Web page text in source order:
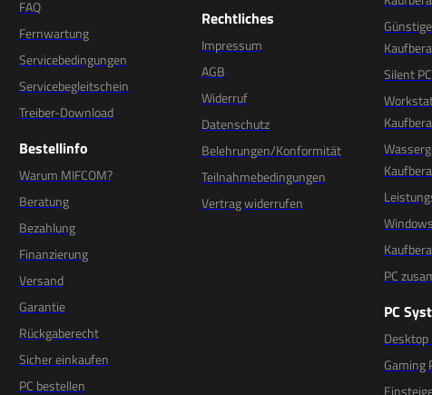
FAQ
Fernwartung
Servicebedingungen
Servicebegleitschein
Treiber-Download
Bestellinfo
Warum MIFCOM?
Beratung
Bezahlung
Finanzierung
Versand
Garantie
Rückgaberecht
Sicher einkaufen
PC bestellen
Rechtliches
Impressum
AGB
Widerruf
Datenschutz
Belehrungen/Konformität
Teilnahmebedingungen
Vertrag widerrufen
Silent
PC
PC
Desktop
Gaming